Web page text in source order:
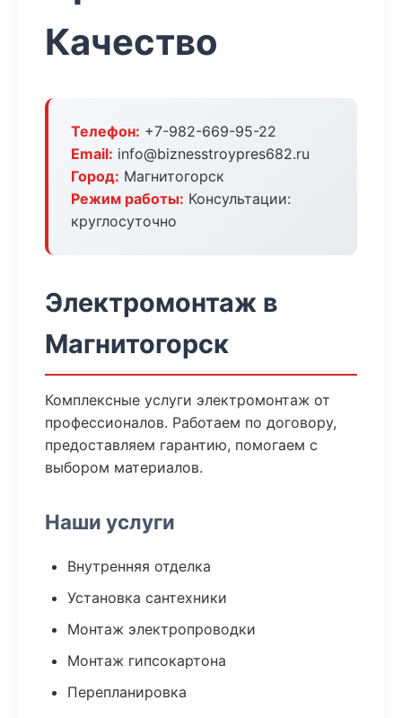
Качество
Телефон: +7-982-669-95-22
Email: info@biznesstroypres682.ru
Город: Магнитогорск
Режим работы: Консультации:
круглосуточно
Электромонтаж в
Магнитогорск
Комплексные услуги электромонтаж от
профессионалов. Работаем по договору,
предоставляем гарантию, помогаем с
выбором материалов.
Наши услуги
Внутренняя отделка
Установка сантехники
Монтаж электропроводки
Монтаж гипсокартона
Перепланировка